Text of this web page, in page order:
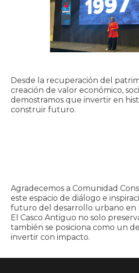
Desde la recuperación del
creación de valor económico,
demostramos que invertir en
construir futuro.
Agradecemos a Comunidad
este espacio de diálogo e
futuro del desarrollo urbano en
El Casco Antiguo no solo
también se posiciona como un
invertir con impacto.